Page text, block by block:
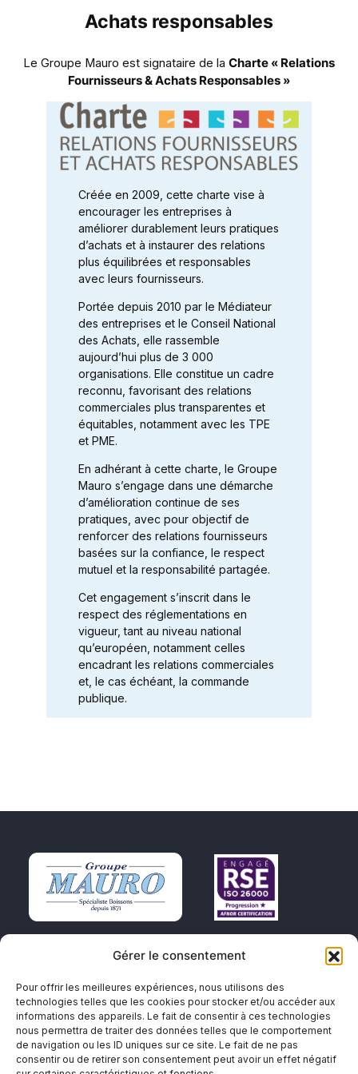
Gérer le consentement
Pour offrir les meilleures expériences, nous utilisons des
technologies telles que les cookies pour stocker et/ou accéder aux
informations des appareils. Le fait de consentir à ces technologies
nous permettra de traiter des données telles que le comportement
de navigation ou les ID uniques sur ce site. Le fait de ne pas
consentir ou de retirer son consentement peut avoir un effet négatif
Achats responsables
Le Groupe Mauro est signataire de la Charte « Relations
Fournisseurs & Achats Responsables »
Créée en 2009, cette charte vise à
encourager les entreprises à
améliorer durablement leurs pratiques
d’achats et à instaurer des relations
plus équilibrées et responsables
avec leurs fournisseurs.
Portée depuis 2010 par le Médiateur
des entreprises et le Conseil National
des Achats, elle rassemble
aujourd’hui plus de 3 000
organisations. Elle constitue un cadre
reconnu, favorisant des relations
commerciales plus transparentes et
équitables, notamment avec les TPE
et PME.
En adhérant à cette charte, le Groupe
Mauro s’engage dans une démarche
d’amélioration continue de ses
pratiques, avec pour objectif de
renforcer des relations fournisseurs
basées sur la confiance, le respect
mutuel et la responsabilité partagée.
Cet engagement s’inscrit dans le
respect des réglementations en
vigueur, tant au niveau national
qu’européen, notamment celles
encadrant les relations commerciales
et, le cas échéant, la commande
publique.
Spécialiste Boissons depuis 1871
L'abus d'alcool est dangereux pour la santé. A
consommer avec modération.
À propos Responsabilité